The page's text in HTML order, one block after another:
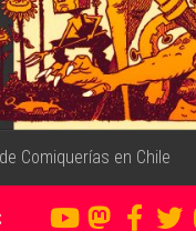
Comiquerías en Chile